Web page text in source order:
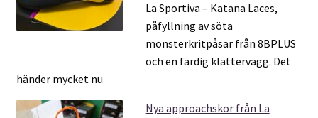
La Sportiva – Katana Laces,
påfyllning av söta
monsterkritpåsar från 8BPLUS
och en färdig klättervägg. Det
händer mycket nu
Nya approachskor från La